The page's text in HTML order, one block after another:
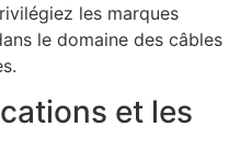
les marques
le domaine des câbles
et les